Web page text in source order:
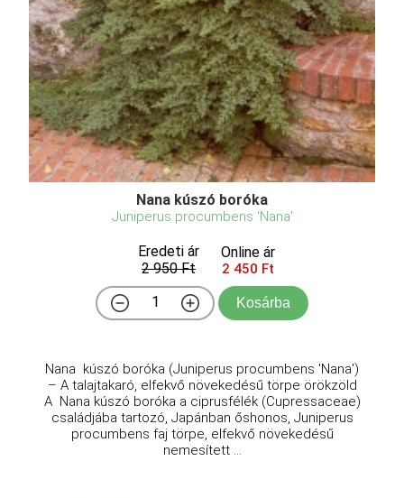
Nana kúszó boróka
Juniperus procumbens 'Nana'
Eredeti ár
2 950 Ft
Online ár
2 450 Ft
Kosárba
Nana kúszó boróka (Juniperus procumbens 'Nana')
– A talajtakaró, elfekvő növekedésű törpe örökzöld
A Nana kúszó boróka a ciprusfélék (Cupressaceae)
családjába tartozó, Japánban őshonos, Juniperus
procumbens faj törpe, elfekvő növekedésű
nemesített ...